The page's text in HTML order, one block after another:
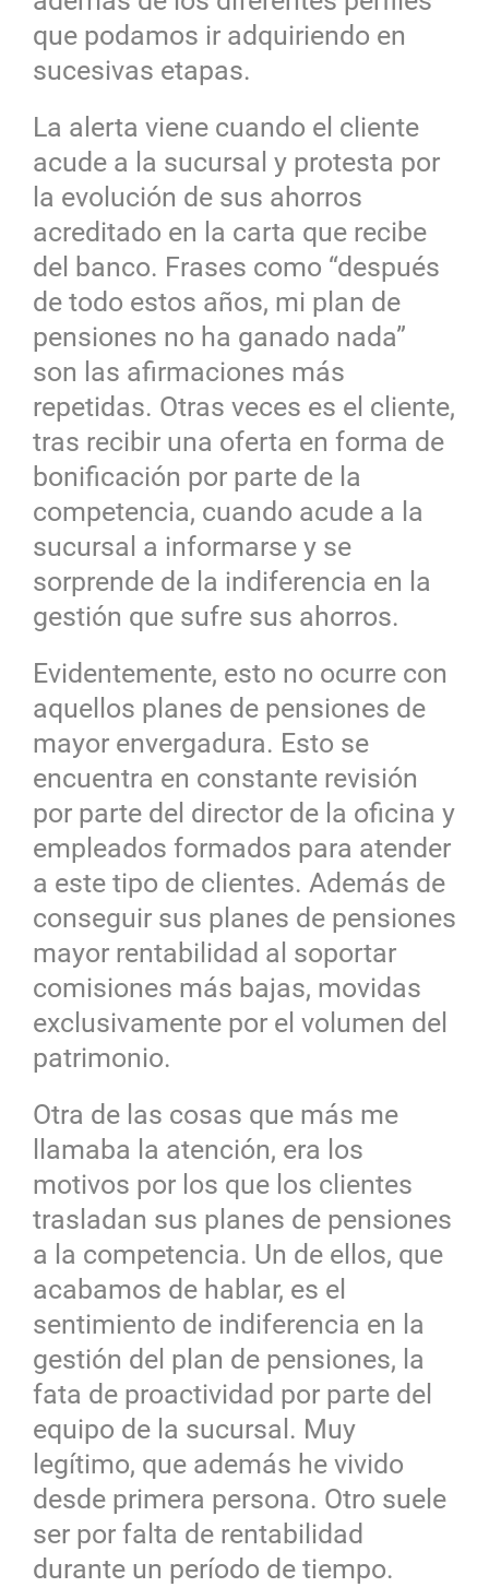
que podamos ir adquiriendo en
sucesivas etapas.
La alerta viene cuando el cliente
acude a la sucursal y protesta por
la evolución de sus ahorros
acreditado en la carta que recibe
del banco. Frases como “después
de todo estos años, mi plan de
pensiones no ha ganado nada”
son las afirmaciones más
repetidas. Otras veces es el cliente,
tras recibir una oferta en forma de
bonificación por parte de la
competencia, cuando acude a la
sucursal a informarse y se
sorprende de la indiferencia en la
gestión que sufre sus ahorros.
Evidentemente, esto no ocurre con
aquellos planes de pensiones de
mayor envergadura. Esto se
encuentra en constante revisión
por parte del director de la oficina y
empleados formados para atender
a este tipo de clientes. Además de
conseguir sus planes de pensiones
mayor rentabilidad al soportar
comisiones más bajas, movidas
exclusivamente por el volumen del
patrimonio.
Otra de las cosas que más me
llamaba la atención, era los
motivos por los que los clientes
trasladan sus planes de pensiones
a la competencia. Un de ellos, que
acabamos de hablar, es el
sentimiento de indiferencia en la
gestión del plan de pensiones, la
fata de proactividad por parte del
equipo de la sucursal. Muy
legítimo, que además he vivido
desde primera persona. Otro suele
ser por falta de rentabilidad
durante un período de tiempo.